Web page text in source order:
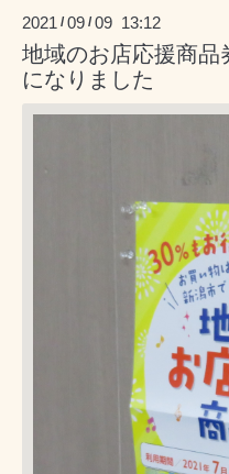
2021 /09 /09 13:12
地域のお店応援商品
になりました